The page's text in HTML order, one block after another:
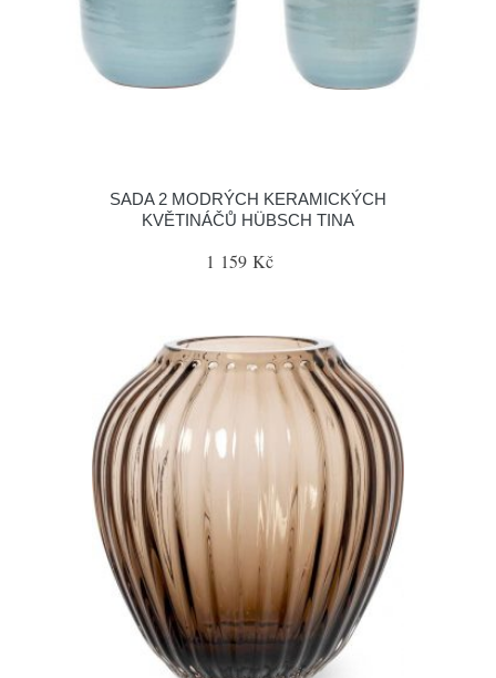
SADA 2 MODRÝCH KERAMICKÝCH
KVĚTINÁČŮ HÜBSCH TINA
1 159 Kč